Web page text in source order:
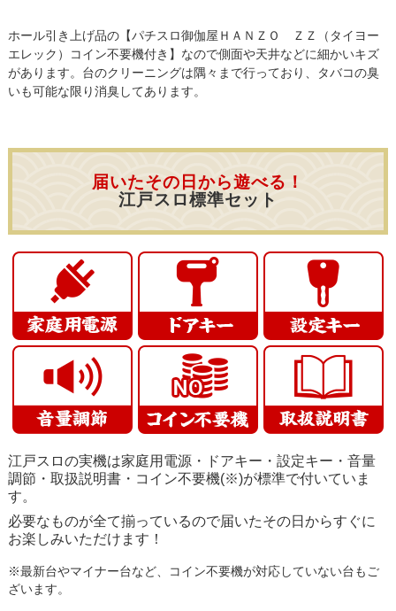
ホール引き上げ品の【パチスロ御伽屋ＨＡＮＺＯ ＺＺ（タイヨー
エレック）コイン不要機付き】なので側面や天井などに細かいキズ
があります。台のクリーニングは隅々まで行っており、タバコの臭
いも可能な限り消臭してあります。
届いたその日から遊べる！
江戸スロ標準セット
江戸スロの実機は家庭用電源・ドアキー・設定キー・音量
調節・取扱説明書・コイン不要機(※)が標準で付いていま
す。
必要なものが全て揃っているので届いたその日からすぐに
お楽しみいただけます！
※最新台やマイナー台など、コイン不要機が対応していない台もご
ざいます。